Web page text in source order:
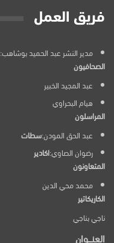
فريق العمل
مدير النشر عبد الحميد بوشاهب: 0628236750
الصحافيون
عبد المجيد الخبير
هيام البحراوي
المراسلون
عبد الحق المودن:سطات
رضوان الصاوي:اكادير
المتعاونون
محمد محي الدين
الكاريكاتير
ناجي بناجي
العنـــوان